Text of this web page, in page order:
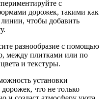
с
дорожек, такими как
чтобы добавить
разнообразие с помощью
между плитками или по
и текстуры.
установки
что не только